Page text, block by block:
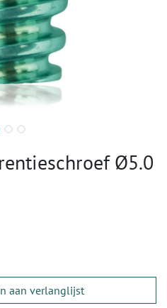
Ø5.0
aan verlanglijst